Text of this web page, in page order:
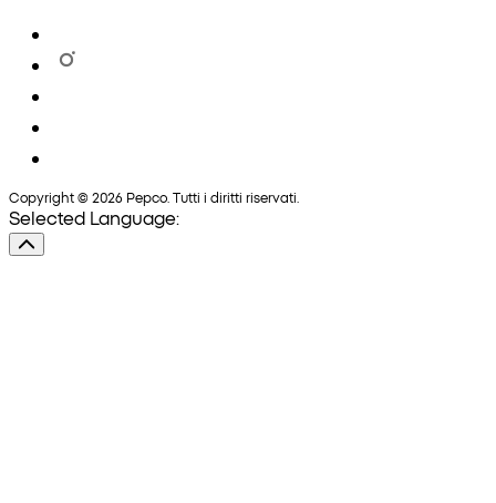
Copyright © 2026 Pepco. Tutti i diritti riservati.
Selected Language: